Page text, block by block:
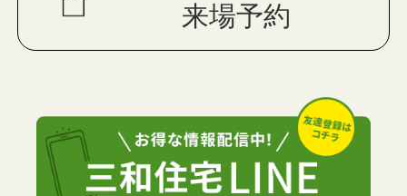
来場予約